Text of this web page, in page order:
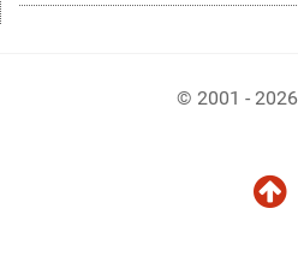
© 2001 -